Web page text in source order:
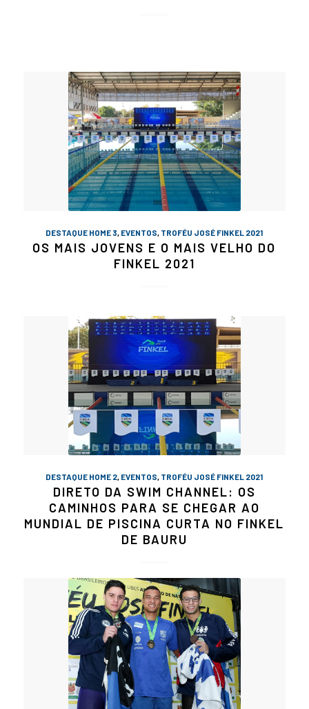
DESTAQUE HOME 3, EVENTOS, TROFÉU JOSÉ FINKEL 2021
OS MAIS JOVENS E O MAIS VELHO DO
FINKEL 2021
DESTAQUE HOME 2, EVENTOS, TROFÉU JOSÉ FINKEL 2021
DIRETO DA SWIM CHANNEL: OS
CAMINHOS PARA SE CHEGAR AO
MUNDIAL DE PISCINA CURTA NO FINKEL
DE BAURU